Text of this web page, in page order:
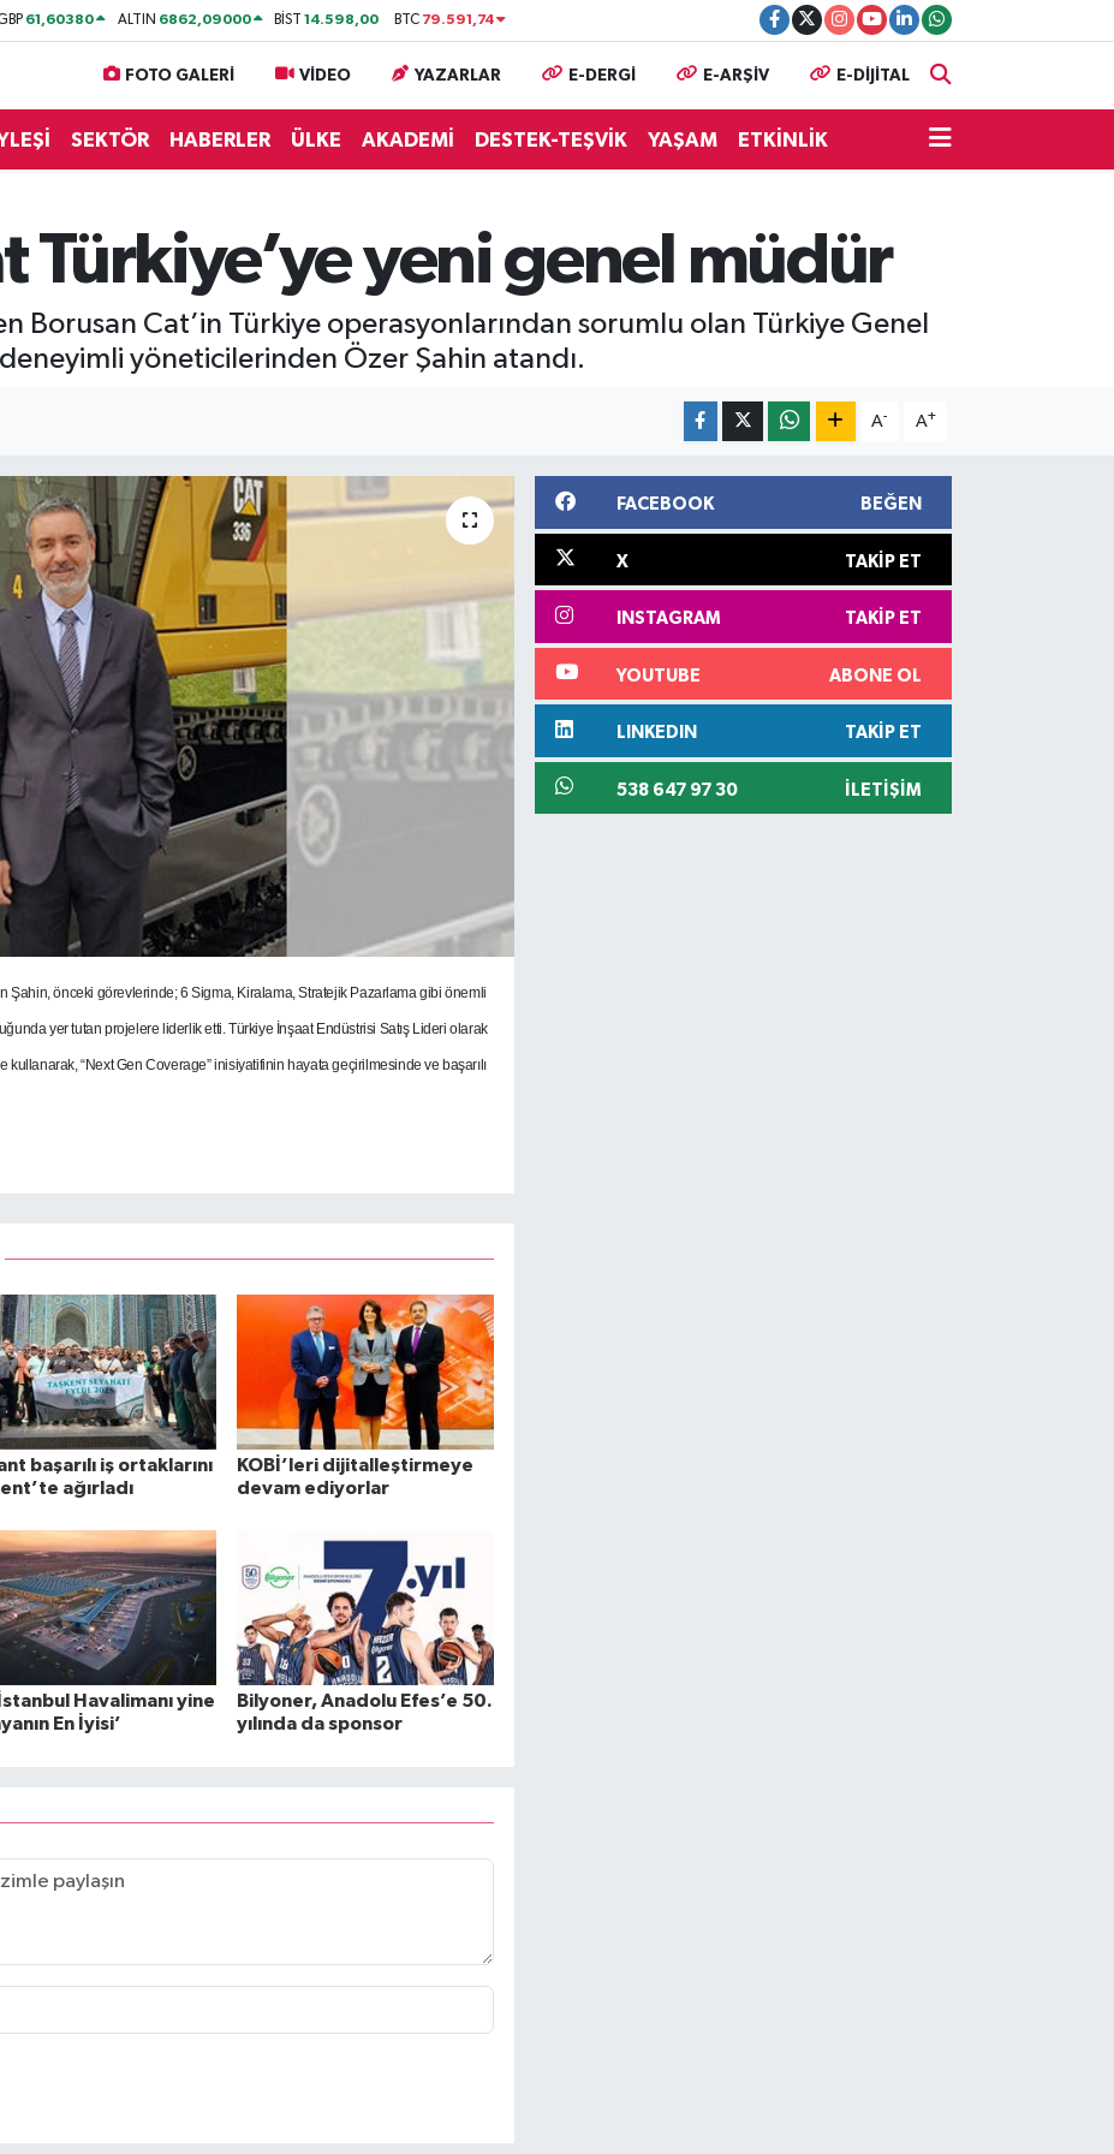
61,60380 ALTIN 6862,09000 BİST14.598,00 BTC 79.591,74
FOTO GALERİ VİDEO YAZARLAR E-DERGİ E-ARŞİV E-DİJİTAL
SEKTÖR HABERLER ÜLKE AKADEMİ DESTEK-TEŞVİK YAŞAM ETKİNLİK
Türkiye’ye yeni genel müdür
Borusan Cat’in Türkiye operasyonlarından sorumlu olan Türkiye Genel
yöneticilerinden Özer Şahin atandı.
A- A+
Şahin, önceki görevlerinde; 6 Sigma, Kiralama, Stratejik Pazarlama gibi önemli
yer tutan projelere liderlik etti. Türkiye İnşaat Endüstrisi Satış Lideri olarak
“Next Gen Coverage” inisiyatifinin hayata geçirilmesinde ve başarılı
başarılı iş ortaklarını
ağırladı
KOBİ’leri dijitalleştirmeye
devam ediyorlar
İstanbul Havalimanı yine
En İyisi’
Bilyoner, Anadolu Efes’e 50.
yılında da sponsor
FACEBOOK BEĞEN
X TAKIP ET
INSTAGRAM TAKIP ET
YOUTUBE ABONE OL
LINKEDIN TAKIP ET
538 647 97 30 İLETIŞIM